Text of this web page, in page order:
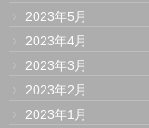
2023年5月
2023年4月
2023年3月
2023年2月
2023年1月